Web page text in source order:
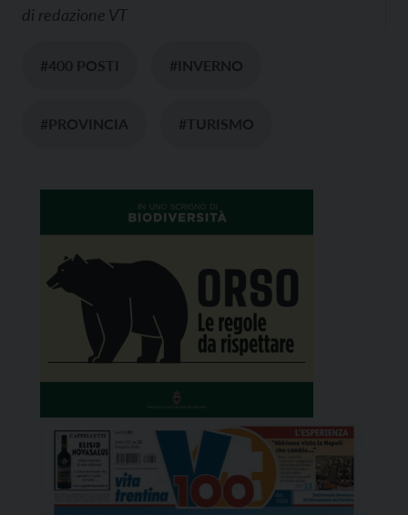
di redazione VT
#400 POSTI #INVERNO
#PROVINCIA #TURISMO